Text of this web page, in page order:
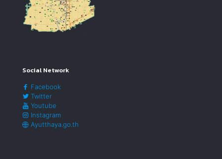
Social Network
Facebook
Twitter
Youtube
Instagram
Ayutthaya.go.th